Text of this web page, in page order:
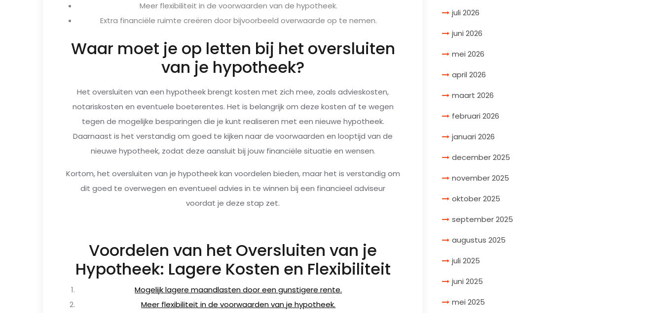
Meer flexibiliteit in de voorwaarden van de hypotheek.
Extra financiële ruimte creëren door bijvoorbeeld overwaarde op te nemen.
Waar moet je op letten bij het oversluiten
van je hypotheek?
Het oversluiten van een hypotheek brengt kosten met zich mee, zoals advieskosten,
notariskosten en eventuele boeterentes. Het is belangrijk om deze kosten af te wegen
tegen de mogelijke besparingen die je kunt realiseren met een nieuwe hypotheek.
Daarnaast is het verstandig om goed te kijken naar de voorwaarden en looptijd van de
nieuwe hypotheek, zodat deze aansluit bij jouw financiële situatie en wensen.
Kortom, het oversluiten van je hypotheek kan voordelen bieden, maar het is verstandig om
dit goed te overwegen en eventueel advies in te winnen bij een financieel adviseur
voordat je deze stap zet.
Voordelen van het Oversluiten van je
Hypotheek: Lagere Kosten en Flexibiliteit
Mogelijk lagere maandlasten door een gunstigere rente.
Meer flexibiliteit in de voorwaarden van je hypotheek.
juli 2026
juni 2026
mei 2026
april 2026
maart 2026
februari 2026
januari 2026
december 2025
november 2025
oktober 2025
september 2025
augustus 2025
juli 2025
juni 2025
mei 2025